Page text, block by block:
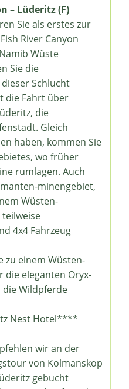
– Lüderitz (F)
Sie als erstes zur
River Canyon
Wüste
Sie die
Schlucht
die Fahrt über
die
Gleich
haben, kommen Sie
wo früher
rumlagen. Auch
minengebiet,
Wüsten-
4x4 Fahrzeug
zu einem Wüsten-
die eleganten Oryx-
Wildpferde
Nest Hotel****
wir an der
von Kolmanskop
gebucht